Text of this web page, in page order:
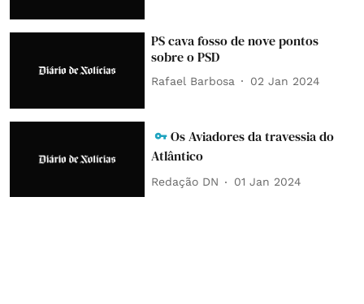
PS cava fosso de nove pontos
sobre o PSD
Rafael Barbosa 02 Jan 2024
Os Aviadores da travessia do
Atlântico
Redação DN 01 Jan 2024